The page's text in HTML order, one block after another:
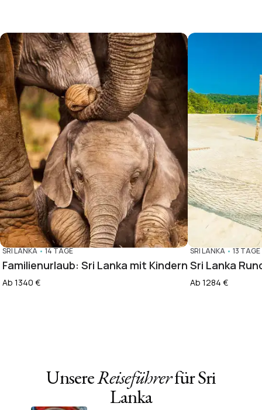
SRI LANKA • 14 TAGE
Familienurlaub: Sri Lanka mit Kindern
Ab 1340 €
SRI LANKA • 13 TAGE
Sri Lanka
Ab 1284 €
UnsereReiseführerfür Sri
Lanka